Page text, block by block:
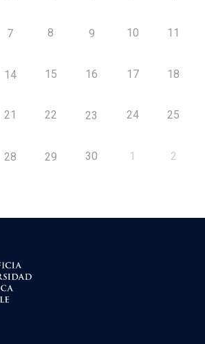
7 8 9 10 11
14 15 16 17 18
21 22 23 24 25
28 29 30 1 2